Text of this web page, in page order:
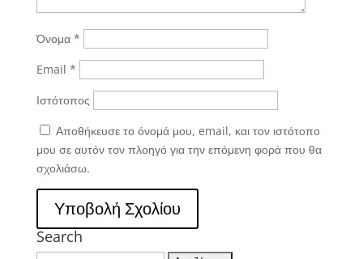
Όνομα *
Email *
Ιστότοπος
Αποθήκευσε το όνομά μου, email, και τον ιστότοπο
μου σε αυτόν τον πλοηγό για την επόμενη φορά που θα
σχολιάσω.
Search